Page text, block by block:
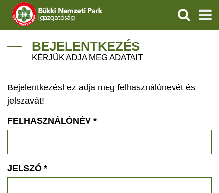
IGAZGATÓSÁG
VÍZVÉDELEM
ÖKOTURIZMUS
GEOPARKOK
KERESÉS
BEJELENTKEZÉS
KÉRJÜK ADJA MEG ADATAIT
Bejelentkezéshez adja meg felhasználónevét és
jelszavát!
FELHASZNÁLÓNÉV *
JELSZÓ *